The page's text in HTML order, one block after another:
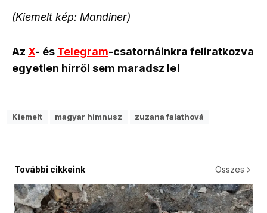
(Kiemelt kép: Mandiner)
Az X- és Telegram-csatornáinkra feliratkozva
egyetlen hírről sem maradsz le!
Kiemelt magyar himnusz zuzana falathová
További cikkeink Összes